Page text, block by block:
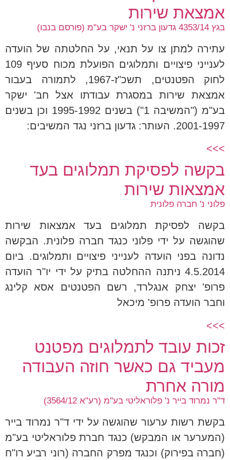
אמצאת שירות
בגץ 4353/14 גדעון ברזני נ' ישקר בע"מ (פורסם בנבו)
עתירה למתן צו על תנאי, על החלטתה של הועדה
לענייני פיצויים ותמלוגים הפועלת מכוח סעיף 109
לחוק הפטנטים, תשכ"ז-1967, לתמורה בעבור
אמצאת שירות במסגרת עבודתו אצל חב' ישקר
בע"מ ("המשיבה 1") בשנים 1995-1992 וכן בשנים
2001-1997. העותר: גדעון ברזני נגד המשיבים:
>>>
בקשה לפסיקת תמלוגים בעד
אמצאות שירות
פלוני נ' חברה פלונית
בקשה לפסיקת תמלוגים בעד אמצאות שירות
שהוגשה על ידי פלוני כנגד חברה פלונית. הבקשה
נדונה בפני הועדה לענייני פיצויים ותמלוגים. ביום
4.5.2014 ניתנה ההחלטה בתיק על ידי יו"ר הועדה
פרופ' יצחק אנגלרד, רשם הפטנטים אסא קלינג
וחבר הועדה פרופ' מיכאל
>>>
זכות עובד לתמלוגים מפטנט
מעביד גם כאשר חוזה העבודה
מורה אחרת
ד"ר נמרוד בייר נ' פלוראליטי בע"מ (רע"א 3564/12)
בקשת רשות ערעור שהוגשה על ידי ד"ר נמרוד בייר
(המערער או המבקש) כנגד חברת פלוראליטי בע"מ
(חברה בפירוק) וכנגד מפרק החברה (רוני רביע רו"ח